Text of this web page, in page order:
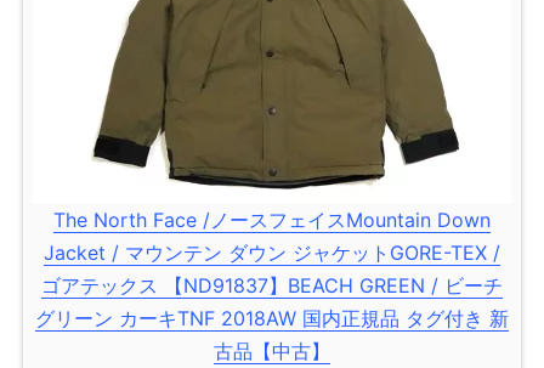
The North Face /ノースフェイスMountain Down
Jacket / マウンテン ダウン ジャケットGORE-TEX /
ゴアテックス 【ND91837】BEACH GREEN / ビーチ
グリーン カーキTNF 2018AW 国内正規品 タグ付き 新
古品【中古】